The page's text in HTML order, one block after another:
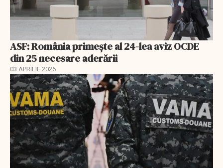
ASF: România primește al 24-lea aviz OCDE
din 25 necesare aderării
03 APRILIE 2026